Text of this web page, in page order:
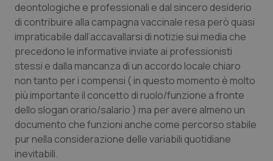
Tumore ovarico
Tumori del Polmone & Testa Collo
Tumori gastrointestinali
Ulcera & Reflusso
Vaccini
deontologiche e professionali e dal sincero desiderio
di contribuire alla campagna vaccinale resa però quasi
impraticabile dall’accavallarsi di notizie sui media che
precedono le informative inviate ai professionisti
stessi e dalla mancanza di un accordo locale chiaro
non tanto per i compensi ( in questo momento è molto
più importante il concetto di ruolo/funzione a fronte
dello slogan orario/salario ) ma per avere almeno un
documento che funzioni anche come percorso stabile
pur nella considerazione delle variabili quotidiane
inevitabili.